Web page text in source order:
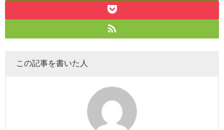
この記事を書いた人